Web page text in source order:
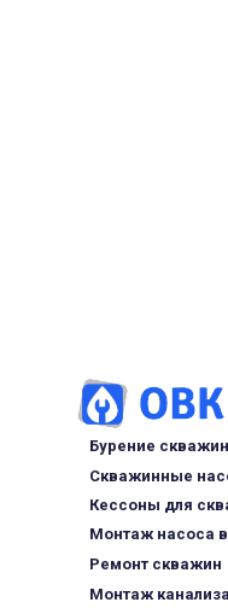
Бурение скважин
Скважинные
Кессоны для
Ремонт скважин
Монтаж насоса
Монтаж